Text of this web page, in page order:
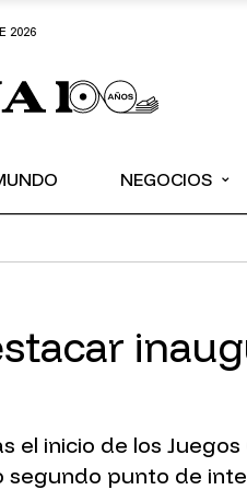
2026
NEGOCIOS ⌄
inicio de los
punto de